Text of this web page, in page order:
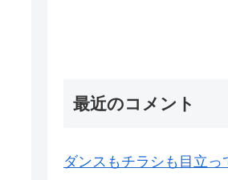
最近のコメント
ダンスもチラシも目立っ